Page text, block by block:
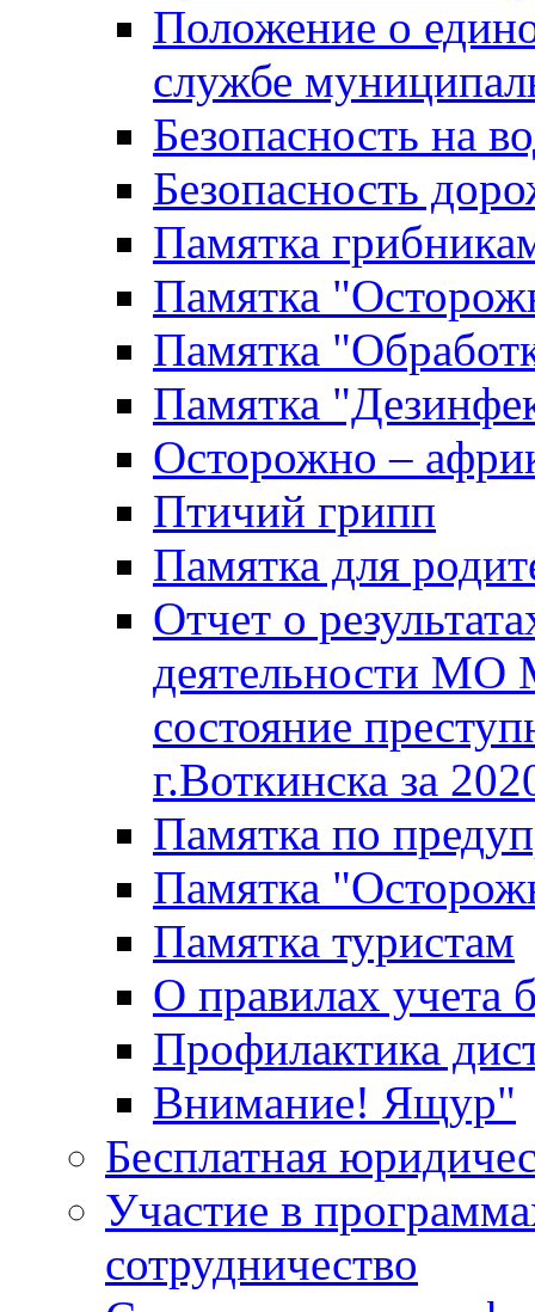
Положение о
службе
Безопасность на
Безопасность
Памятка
Памятка
Памятка
Памятка
Осторожно –
Птичий грипп
Памятка для
Отчет о
деятельности МО
состояние
г.Воткинска за
Памятка по
Памятка
Памятка туристам
О правилах учета
Профилактика
Внимание! Ящур"
Бесплатная
Участие в
сотрудничество